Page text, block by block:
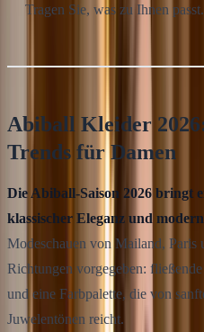
Tragen Sie, was zu Ihnen passt.
Abiball Kleider
Trends für Damen
Die Abiball-Saison 2026 bringt
klassischer Eleganz und
Modeschauen von Mailand, Paris
Richtungen vorgegeben:
und eine Farbpalette, die von
Juwelentönen reicht.